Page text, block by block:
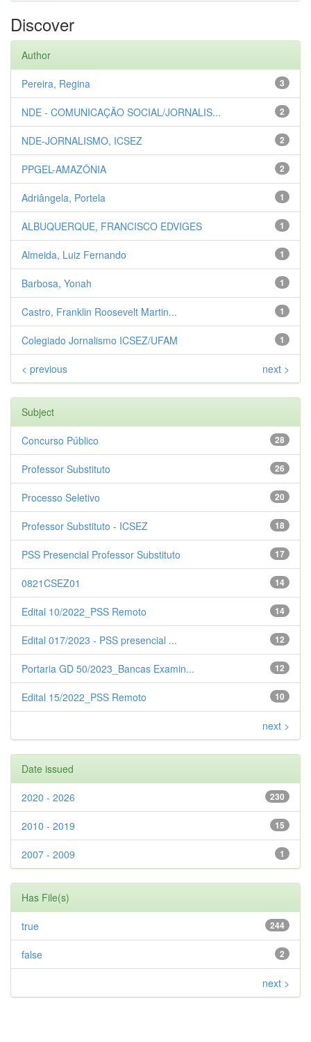
Discover
Author
3
Pereira, Regina
2
NDE - COMUNICAÇÃO SOCIAL/JORNALIS...
2
NDE-JORNALISMO, ICSEZ
2
PPGEL-AMAZÔNIA
1
Adriângela, Portela
1
ALBUQUERQUE, FRANCISCO EDVIGES
1
Almeida, Luiz Fernando
1
Barbosa, Yonah
1
Castro, Franklin Roosevelt Martin...
1
Colegiado Jornalismo ICSEZ/UFAM
< previous next >
Subject
28
Concurso Público
26
Professor Substituto
20
Processo Seletivo
18
Professor Substituto - ICSEZ
17
PSS Presencial Professor Substituto
14
0821CSEZ01
14
Edital 10/2022_PSS Remoto
12
Edital 017/2023 - PSS presencial ...
12
Portaria GD 50/2023_Bancas Examin...
10
Edital 15/2022_PSS Remoto
next >
Date issued
230
2020 - 2026
15
2010 - 2019
1
2007 - 2009
Has File(s)
244
true
2
false
next >